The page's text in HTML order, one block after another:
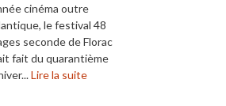
cinéma outre
le festival 48
seconde de Florac
fait du quarantième
Lire la suite